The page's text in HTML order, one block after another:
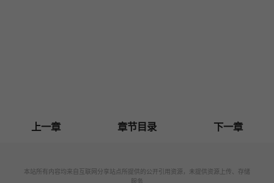
上一章 章节目录 下一章
本站所有内容均来自互联网分享站点所提供的公开引用资源，未提供资源上传、存储
服务